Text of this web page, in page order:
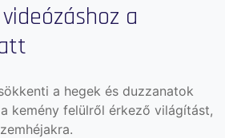
a
a hegek és duzzanatok
kemény felülről érkező világítást,